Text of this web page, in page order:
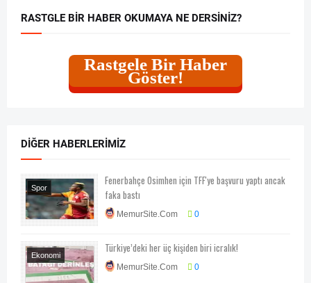
RASTGLE BIR HABER OKUMAYA NE DERSINIZ?
Rastgele Bir Haber
Göster!
DIĞER HABERLERIMIZ
Spor
Fenerbahçe Osimhen için TFF'ye başvuru yaptı ancak
faka bastı
MemurSite.Com 0
Ekonomi
Ekonomi-Piyasa-
Türkiye’deki her üç kişiden biri icralık!
MemurSite.Com 0